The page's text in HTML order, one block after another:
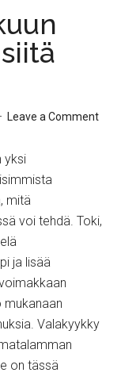
Leave a Comment
yksi
mitä
voi tehdä. Toki,
ja lisää
mukanaan
Valakyykky
on tässä